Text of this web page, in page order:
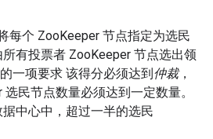
每个 ZooKeeper 节点指定为选民
有投票者 ZooKeeper 节点选出领
一项要求 该得分必须达到 仲裁，
民节点数量必须达到一定数量。
中心中，超过一半的选民